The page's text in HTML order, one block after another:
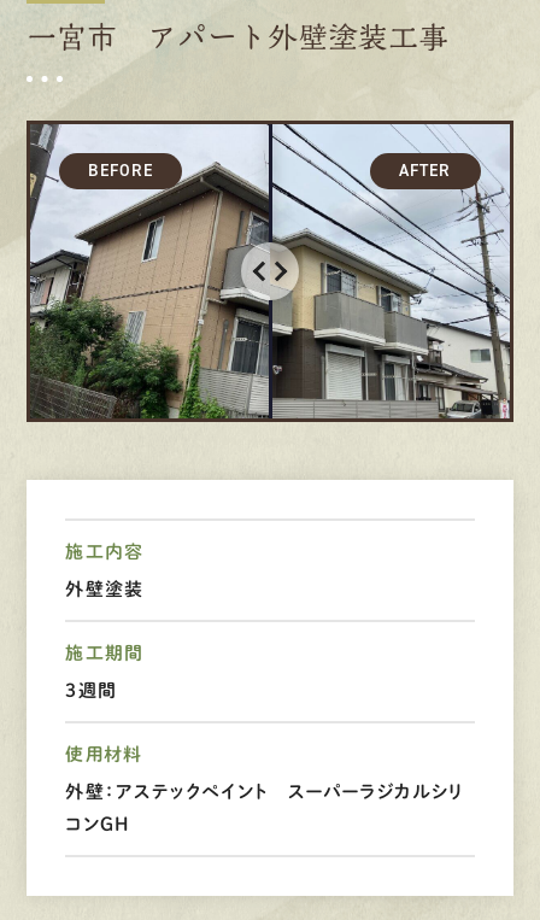
採用情報
募集要項
先輩インタビュー
エントリー
0120-44-2605
一宮市 アパート外壁塗装工事
施工内容
外壁塗装
施工期間
３週間
使用材料
外壁：アステックペイント スーパーラジカルシリ
コンGH